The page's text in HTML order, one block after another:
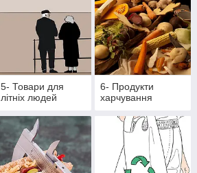
5- Товари для
літніх людей
6- Продукти
харчування